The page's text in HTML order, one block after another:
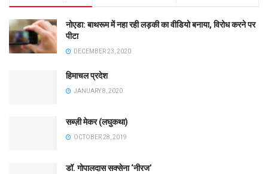
नोएडा: बाथरूम में नहा रही लड़की का वीडियो बनाया, विरोध करने पर
पीटा
DECEMBER 23, 2020
हिमाचल प्रदेश
JANUARY 8, 2020
सब्ज़ी मेकर (लघुकथा)
OCTOBER 28, 2019
डॉ. गोपालदास सक्सेना ‘नीरज’